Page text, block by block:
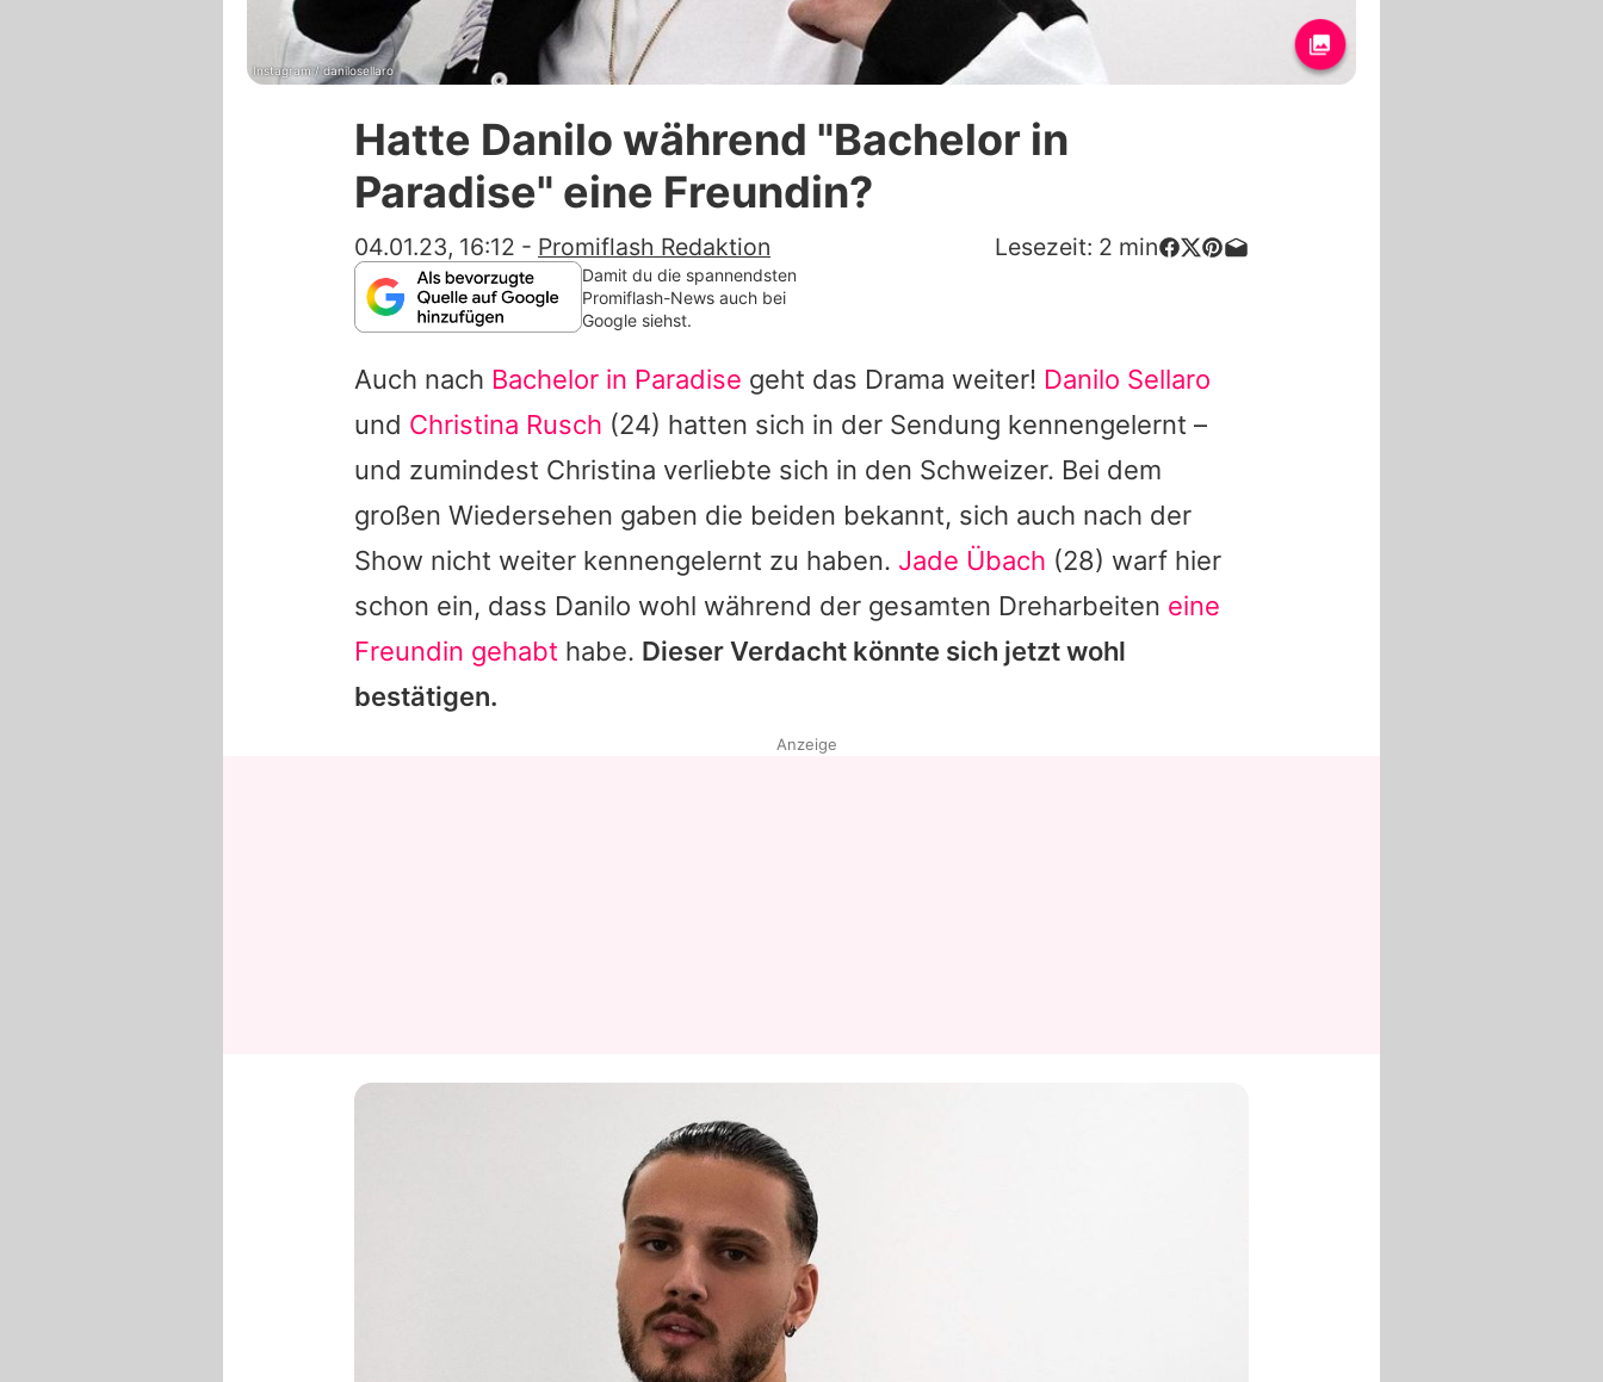
Impressum
Datenschutzerklärung
Nutzungsbedingungen
Utiq verwalten
Instagram / danilosellaro
Hatte Danilo während "Bachelor in
Paradise" eine Freundin?
04.01.23, 16:12 - Promiflash Redaktion Lesezeit: 2 min
Damit du die spannendsten
Promiflash-News auch bei
Google siehst.
Auch nach Bachelor in Paradise geht das Drama weiter! Danilo Sellaro
und Christina Rusch (24) hatten sich in der Sendung kennengelernt –
und zumindest Christina verliebte sich in den Schweizer. Bei dem
großen Wiedersehen gaben die beiden bekannt, sich auch nach der
Show nicht weiter kennengelernt zu haben. Jade Übach (28) warf hier
schon ein, dass Danilo wohl während der gesamten Dreharbeiten eine
Freundin gehabt habe. Dieser Verdacht könnte sich jetzt wohl
bestätigen.
Anzeige